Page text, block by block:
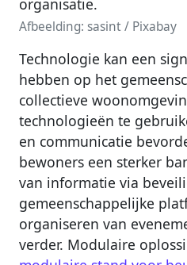
Afbeelding: sasint / Pixabay
Technologie kan een
hebben op het
collectieve
technologieën te
en communicatie
bewoners een sterker
van informatie via
gemeenschappelijke
organiseren van
verder. Modulaire